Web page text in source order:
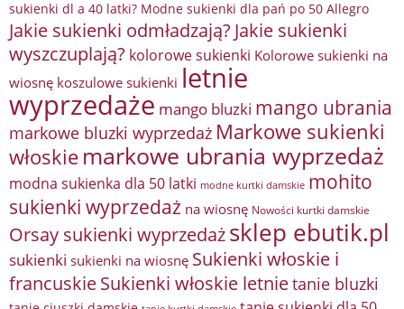
sukienki dl a 40 latki? Modne sukienki dla pań po 50 Allegro
Jakie sukienki odmładzają? Jakie sukienki
wyszczuplają? kolorowe sukienki Kolorowe sukienki na
wiosnę koszulowe sukienki letnie
wyprzedaże mango bluzki mango ubrania
markowe bluzki wyprzedaż Markowe sukienki
włoskie markowe ubrania wyprzedaż
modna sukienka dla 50 latki modne kurtki damskie mohito
sukienki wyprzedaż na wiosnę Nowości kurtki damskie
Orsay sukienki wyprzedażsklep ebutik.pl
sukienki sukienki na wiosnę Sukienki włoskie i
francuskieSukienki włoskie letnietanie bluzki